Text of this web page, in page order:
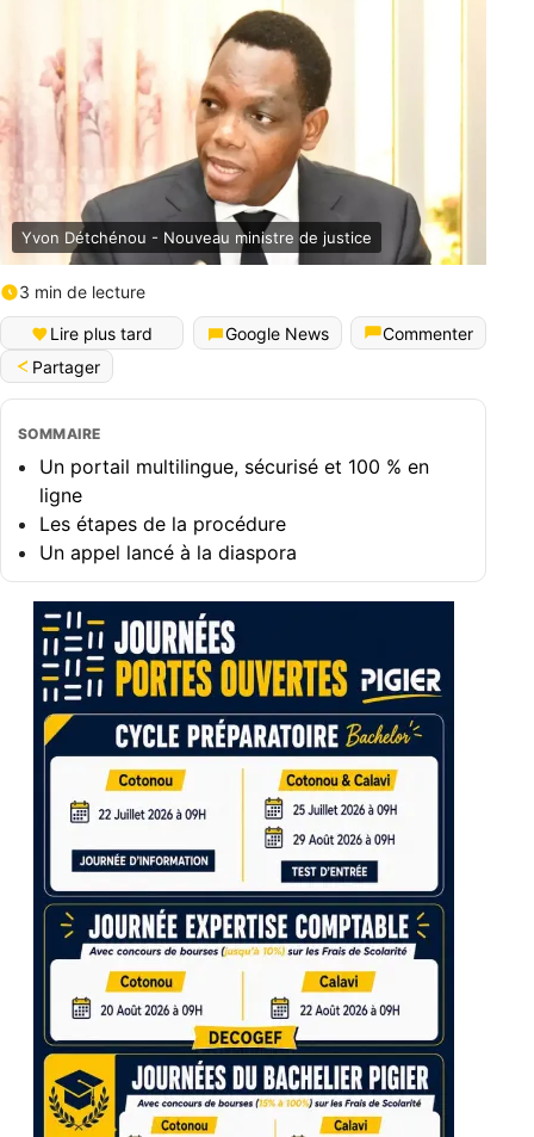
Yvon Détchénou - Nouveau ministre de justice
3 min de lecture
Lire plus tard Google News
Commenter
Partager
SOMMAIRE
Un portail multilingue, sécurisé et 100 % en
ligne
Les étapes de la procédure
Un appel lancé à la diaspora